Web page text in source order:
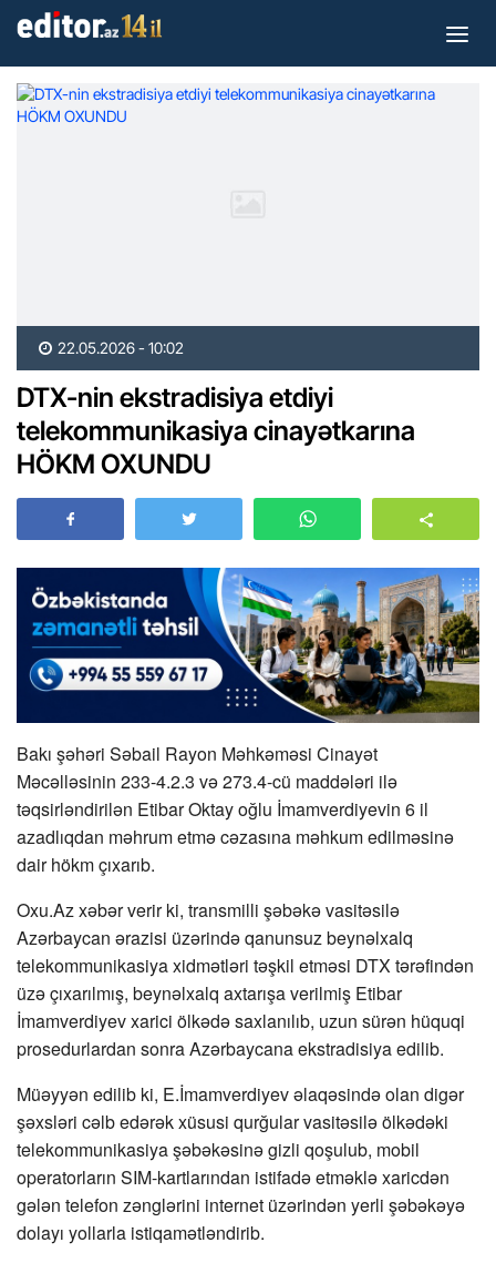
22.05.2026 - 10:02
DTX-nin ekstradisiya etdiyi
telekommunikasiya cinayətkarına
HÖKM OXUNDU
Bakı şəhəri Səbail Rayon Məhkəməsi Cinayət
Məcəlləsinin 233-4.2.3 və 273.4-cü maddələri ilə
təqsirləndirilən Etibar Oktay oğlu İmamverdiyevin 6 il
azadlıqdan məhrum etmə cəzasına məhkum edilməsinə
dair hökm çıxarıb.
Oxu.Az xəbər verir ki, transmilli şəbəkə vasitəsilə
Azərbaycan ərazisi üzərində qanunsuz beynəlxalq
telekommunikasiya xidmətləri təşkil etməsi DTX tərəfindən
üzə çıxarılmış, beynəlxalq axtarışa verilmiş Etibar
İmamverdiyev xarici ölkədə saxlanılıb, uzun sürən hüquqi
prosedurlardan sonra Azərbaycana ekstradisiya edilib.
Müəyyən edilib ki, E.İmamverdiyev əlaqəsində olan digər
şəxsləri cəlb edərək xüsusi qurğular vasitəsilə ölkədəki
telekommunikasiya şəbəkəsinə gizli qoşulub, mobil
operatorların SIM-kartlarından istifadə etməklə xaricdən
gələn telefon zənglərini internet üzərindən yerli şəbəkəyə
dolayı yollarla istiqamətləndirib.